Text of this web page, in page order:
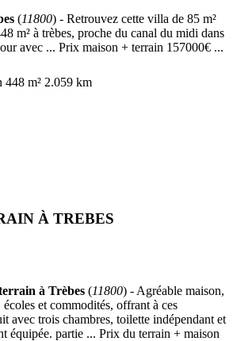
(11800) - Retrouvez cette villa de 85 m²
m² à trèbes, proche du canal du midi dans
avec ... Prix maison + terrain 157000€ ...
448 m² 2.059 km
À TREBES
à Trèbes (11800) - Agréable maison,
et commodités, offrant à ces
avec trois chambres, toilette indépendant et
équipée. partie ... Prix du terrain + maison